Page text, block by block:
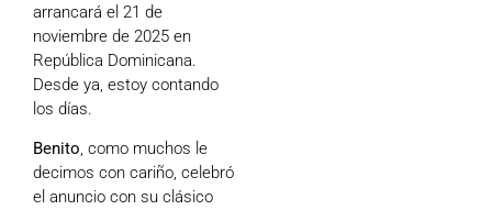
arrancará el 21 de
noviembre de 2025 en
República Dominicana.
Desde ya, estoy contando
los días.
Benito, como muchos le
decimos con cariño, celebró
el anuncio con su clásico